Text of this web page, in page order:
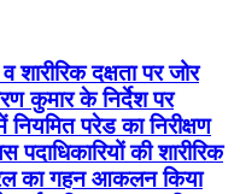
दक्षता पर जोर
कुमार के निर्देश पर
परेड का निरीक्षण
पदाधिकारियों की शारीरिक
का गहन आकलन किया